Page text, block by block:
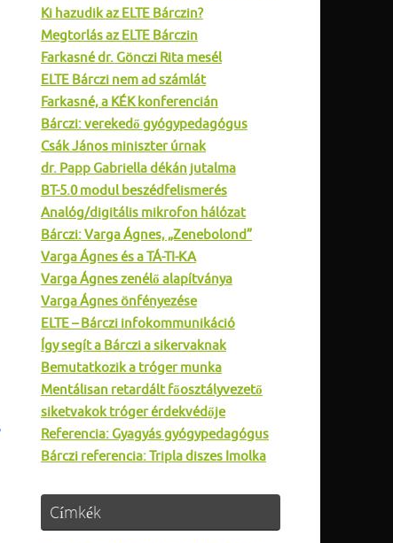
Ki hazudik az ELTE Bárczin?
Megtorlás az ELTE Bárczin
Farkasné dr. Gönczi Rita mesél
ELTE Bárczi nem ad számlát
Farkasné, a KÉK konferencián
Bárczi: verekedő gyógypedagógus
Csák János miniszter úrnak
dr. Papp Gabriella dékán jutalma
BT-5.0 modul beszédfelismerés
Analóg/digitális mikrofon hálózat
Bárczi: Varga Ágnes, „Zenebolond”
Varga Ágnes és a TÁ-TI-KA
Varga Ágnes zenélő alapítványa
Varga Ágnes önfényezése
ELTE – Bárczi infokommunikáció
Így segít a Bárczi a sikervaknak
Bemutatkozik a tróger munka
Mentálisan retardált főosztályvezető
siketvakok tróger érdekvédője
Referencia: Gyagyás gyógypedagógus
Bárczi referencia: Tripla diszes Imolka
Címkék